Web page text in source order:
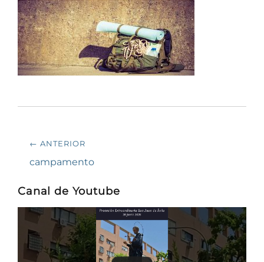
Navegación
de
entradas
← ANTERIOR
Entrada
campamento
Canal de Youtube